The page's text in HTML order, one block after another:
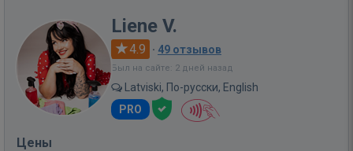
Liene V.
4.9 · 49 отзывов
Был на сайте: 2 дней назад
Latviski, По-русски, English
PRO
Цены